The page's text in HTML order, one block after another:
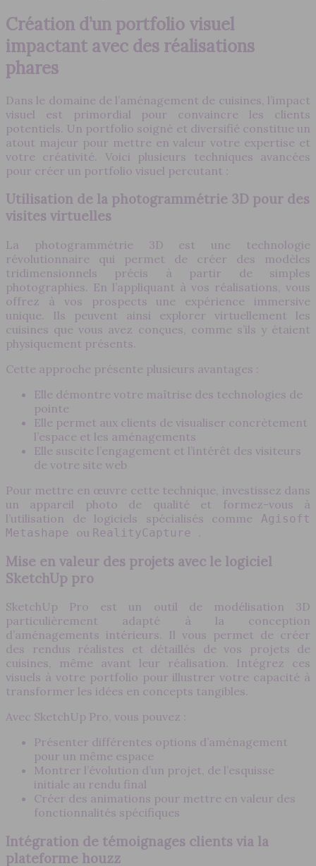
Création d’un portfolio visuel
impactant avec des réalisations
phares
Dans le domaine de l’aménagement de cuisines, l’impact
visuel est primordial pour convaincre les clients
potentiels. Un portfolio soigné et diversifié constitue un
atout majeur pour mettre en valeur votre expertise et
votre créativité. Voici plusieurs techniques avancées
pour créer un portfolio visuel percutant :
Utilisation de la photogrammétrie 3D pour des
visites virtuelles
La photogrammétrie 3D est une technologie
révolutionnaire qui permet de créer des modèles
tridimensionnels précis à partir de simples
photographies. En l’appliquant à vos réalisations, vous
offrez à vos prospects une expérience immersive
unique. Ils peuvent ainsi explorer virtuellement les
cuisines que vous avez conçues, comme s’ils y étaient
physiquement présents.
Cette approche présente plusieurs avantages :
Elle démontre votre maîtrise des technologies de
pointe
Elle permet aux clients de visualiser concrètement
l’espace et les aménagements
Elle suscite l’engagement et l’intérêt des visiteurs
de votre site web
Pour mettre en œuvre cette technique, investissez dans
un appareil photo de qualité et formez-vous à
l’utilisation de logiciels spécialisés comme Agisoft
Metashape ou RealityCapture .
Mise en valeur des projets avec le logiciel
SketchUp pro
SketchUp Pro est un outil de modélisation 3D
particulièrement adapté à la conception
d’aménagements intérieurs. Il vous permet de créer
des rendus réalistes et détaillés de vos projets de
cuisines, même avant leur réalisation. Intégrez ces
visuels à votre portfolio pour illustrer votre capacité à
transformer les idées en concepts tangibles.
Avec SketchUp Pro, vous pouvez :
Présenter différentes options d’aménagement
pour un même espace
Montrer l’évolution d’un projet, de l’esquisse
initiale au rendu final
Créer des animations pour mettre en valeur des
fonctionnalités spécifiques
Intégration de témoignages clients via la
plateforme houzz